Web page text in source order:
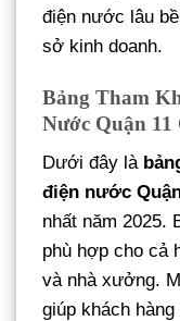
điện nước lâu
sở kinh doanh.
Bảng Tham
Nước Quận 11
Dưới đây là
điện nước
nhất năm 2025.
phù hợp cho cả
và nhà xưởng.
giúp khách